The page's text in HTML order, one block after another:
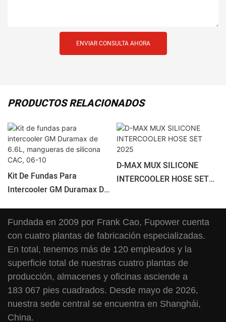
ENVIAR CONSULTA AHORA
PRODUCTOS RELACIONADOS
Kit De Fundas Para
Intercooler GM Duramax De
Silicona CAC, 06-10
D-MAX MUX SILICONE
INTERCOOLER HOSE SET
Fundada en 2009 por Frank Cao, Fupower cuenta
con cuatro plantas de fabricación especializadas.
En total, tenemos más de 120 empleados y la
superficie total de nuestras cuatro plantas de
producción, almacenes y oficinas asciende a
183 067 pies cuadrados. Desde mayo de 2026,
nuestra sede central se encuentra en Shanghái,
China.